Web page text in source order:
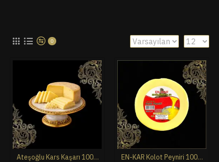
0
Ateşoğlu Kars Kaşarı 1000 g EN-KAR Kolot Peyniri 1000 g (Tam Yağlı)